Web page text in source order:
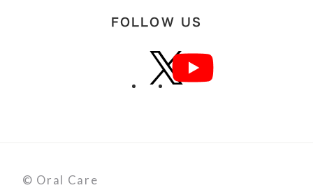
FOLLOW US
© Oral Care